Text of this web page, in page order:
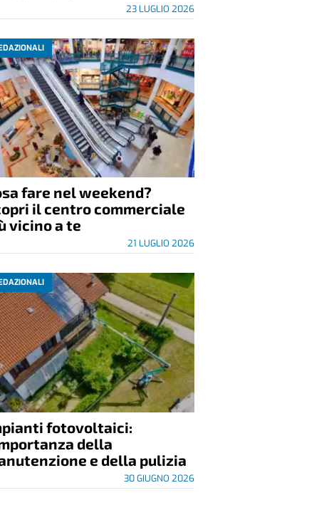
23 LUGLIO 2026
fare nel weekend?
il centro commerciale
vicino a te
21 LUGLIO 2026
fotovoltaici:
della
e della pulizia
30 GIUGNO 2026